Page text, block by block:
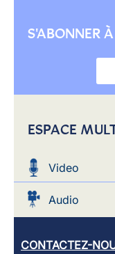
S'ABONNER
ESPACE
Video
Audio
CONTACTEZ-